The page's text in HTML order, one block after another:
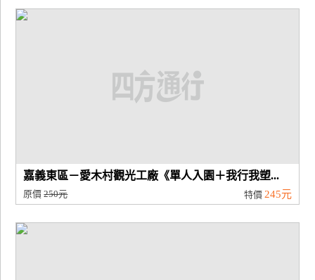
嘉義東區－愛木村觀光工廠《單人入園＋我行我塑...
原價250元 特價 245元